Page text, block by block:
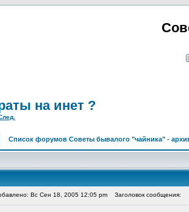
на инет ?
Список форумов Советы бывалого "чайника" -
Вс Сен 18, 2005 12:05 pm Заголовок сообщения: